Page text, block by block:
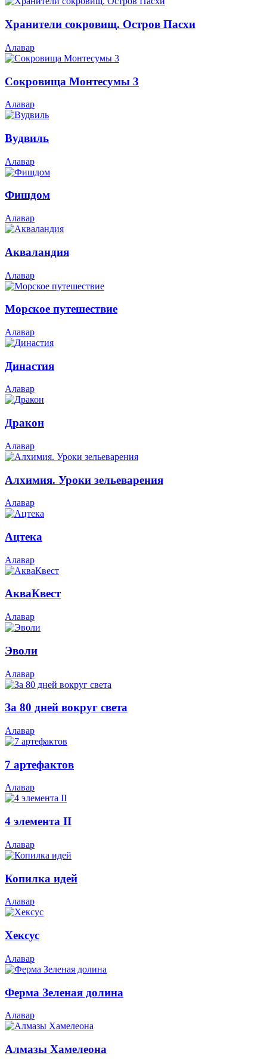
Хранители сокровищ. Остров Пасхи
Алавар
Сокровища Монтесумы 3
Алавар
Вудвиль
Алавар
Фишдом
Алавар
Акваландия
Алавар
Морское путешествие
Алавар
Династия
Алавар
Дракон
Алавар
Алхимия. Уроки зельеварения
Алавар
Ацтека
Алавар
АкваКвест
Алавар
Эволи
Алавар
За 80 дней вокруг света
Алавар
7 артефактов
Алавар
4 элемента II
Алавар
Копилка идей
Алавар
Хексус
Алавар
Ферма Зеленая долина
Алавар
Алмазы Хамелеона